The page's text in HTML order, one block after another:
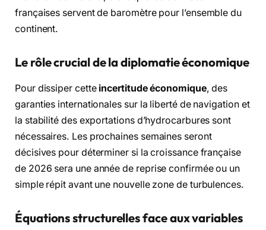
françaises servent de baromètre pour l’ensemble du
continent.
Le rôle crucial de la diplomatie économique
Pour dissiper cette incertitude économique, des
garanties internationales sur la liberté de navigation et
la stabilité des exportations d’hydrocarbures sont
nécessaires. Les prochaines semaines seront
décisives pour déterminer si la croissance française
de 2026 sera une année de reprise confirmée ou un
simple répit avant une nouvelle zone de turbulences.
Équations structurelles face aux variables